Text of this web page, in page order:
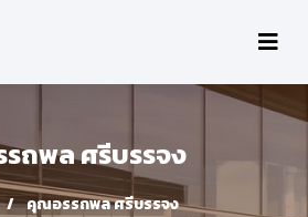
ถพล ศรีบรรจง
คุณอรรถพล ศรีบรรจง